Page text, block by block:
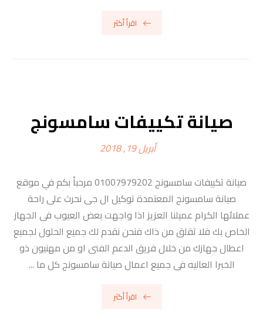
اقرأ أكثر
صيانة تكييفات سامسونج
أبريل 19, 2018
صيانة تكييفات سامسونج 01007979202 مرحبأ بكم في موقع
صيانة سامسونج المعتمدة توكيل ال جى نحرث على راحة
عملائها الكرام عميلنا العزيز اذا واجهت بعض العيوب فى الجهاز
الخاص بك فلا تقلق من ذاك فنحن نقدم لك جميع الحلول لجميع
اعطال جهازك من خلال فريق الدعم الفنى او من مهنيون ذو
الخبرا العاليه فى جميع اعمال صيانة سامسونج كل ما ...
اقرأ أكثر